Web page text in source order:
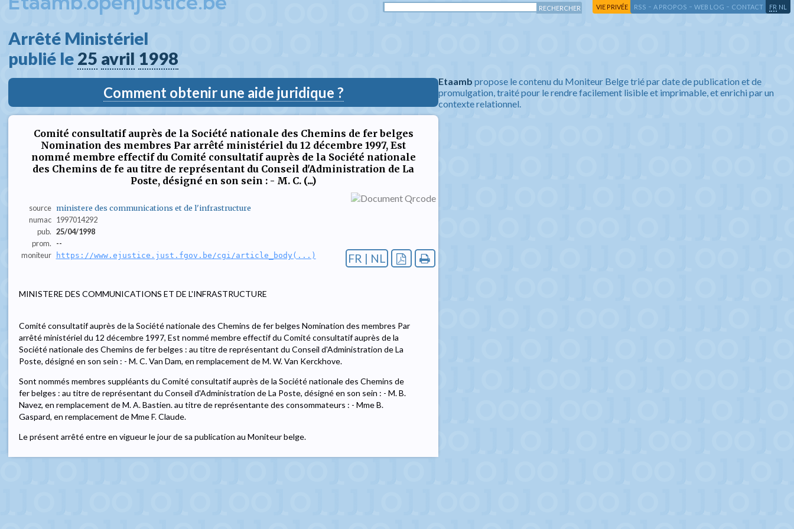
VIE PRIVÉE RSS - A PROPOS - WEB LOG - CONTACT FR NL
Arrêté Ministériel
publié le 25 avril 1998
Comment obtenir une aide juridique ?
Comité consultatif auprès de la Société nationale des Chemins de fer belges
Nomination des membres Par arrêté ministériel du 12 décembre 1997, Est
nommé membre effectif du Comité consultatif auprès de la Société nationale
des Chemins de fe au titre de représentant du Conseil d'Administration de La
Poste, désigné en son sein : - M. C. (...)
source ministere des communications et de l'infrastructure
numac 1997014292
pub. 25/04/1998
prom.
--
moniteur
https://www.ejustice.just.fgov.be/cgi/article_body(...) FR | NL
MINISTERE DES COMMUNICATIONS ET DE L'INFRASTRUCTURE
Comité consultatif auprès de la Société nationale des Chemins de fer belges Nomination des membres Par
arrêté ministériel du 12 décembre 1997, Est nommé membre effectif du Comité consultatif auprès de la
Société nationale des Chemins de fer belges : au titre de représentant du Conseil d'Administration de La
Poste, désigné en son sein : - M. C. Van Dam, en remplacement de M. W. Van Kerckhove.
Sont nommés membres suppléants du Comité consultatif auprès de la Société nationale des Chemins de
fer belges : au titre de représentant du Conseil d'Administration de La Poste, désigné en son sein : - M. B.
Navez, en remplacement de M. A. Bastien. au titre de représentante des consommateurs : - Mme B.
Gaspard, en remplacement de Mme F. Claude.
Le présent arrêté entre en vigueur le jour de sa publication au Moniteur belge.
Etaamb propose le contenu du Moniteur Belge trié par date de publication et de
promulgation, traité pour le rendre facilement lisible et imprimable, et enrichi par un
contexte relationnel.